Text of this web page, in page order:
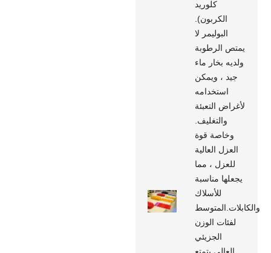
كلوريد
الكربون).
البوليمر لا
يمتص الرطوبة
ولديه بخار ماء
جيد ، ويمكن
استخدامه
لأغراض التعبئة
والتغليف.
وخاصة قوة
العزل العالية
للعزل ، مما
يجعلها مناسبة
للأسلاك
والكابلات.المتوسط
​​لفئات الوزن
الجزيئي
العالي يتمتع